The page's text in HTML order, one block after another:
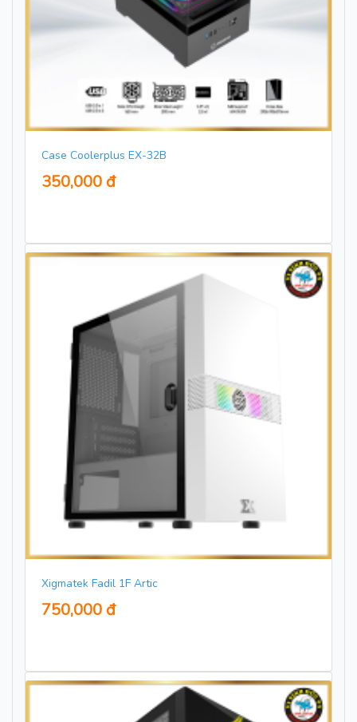
Case Coolerplus EX-32B
350,000 đ
Xigmatek Fadil 1F Artic
750,000 đ